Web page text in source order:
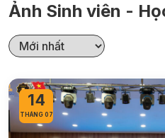
Ảnh Sinh viên -
14
THÁNG 07